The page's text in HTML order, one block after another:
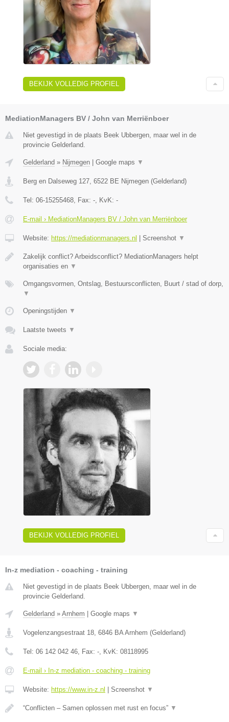
BEKIJK VOLLEDIG PROFIEL
MediationManagers BV / John van Merriënboer
Niet gevestigd in de plaats Beek Ubbergen, maar wel in de
provincie Gelderland.
Gelderland » Nijmegen Google maps ▼
Berg en Dalseweg 127 6522 BE Nijmegen (Gelderland)
Tel: 06-15255468 , Fax: - , KvK: -
E-mail › MediationManagers BV / John van Merriënboer
Website: https://mediationmanagers.nl Screenshot ▼
Zakelijk conflict? Arbeidsconflict? MediationManagers helpt
organisaties en ▼
Omgangsvormen, Ontslag, Bestuursconflicten, Buurt / stad of dorp,
▼
Openingstijden ▼
Laatste tweets ▼
Sociale media:
BEKIJK VOLLEDIG PROFIEL
In-z mediation - coaching - training
Niet gevestigd in de plaats Beek Ubbergen, maar wel in de
provincie Gelderland.
Gelderland » Arnhem Google maps ▼
Vogelenzangsestraat 18 6846 BA Arnhem (Gelderland)
Tel: 06 142 042 46 , Fax: - , KvK: 08118995
E-mail › In-z mediation - coaching - training
Website: https://www.in-z.nl Screenshot ▼
“Conflicten – Samen oplossen met rust en focus” ▼